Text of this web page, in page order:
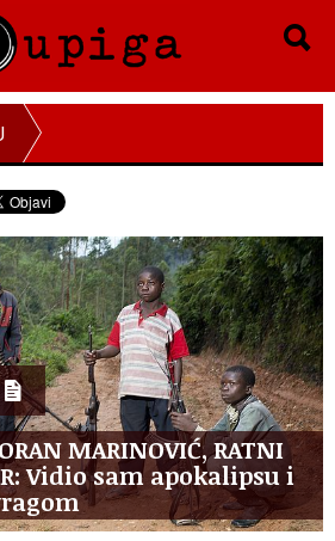
MARINOVIĆ, RATNI
Vidio sam apokalipsu i